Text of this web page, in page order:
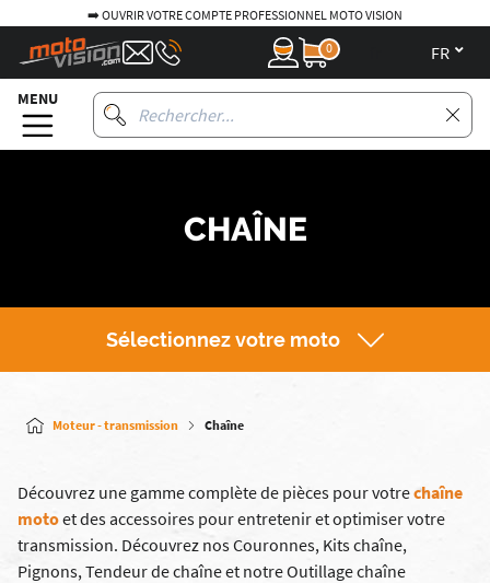
➡️ OUVRIR VOTRE COMPTE PROFESSIONNEL MOTO VISION
0
MENU
CHAÎNE
Sélectionnez votre moto
Moteur - transmission Chaîne
Découvrez une gamme complète de pièces pour votrechaîne
motoet des accessoires pour entretenir et optimiser votre
transmission. Découvrez nosCouronnes, Kits chaîne,
Pignons,Tendeur de chaîneet notre Outillage chaîne